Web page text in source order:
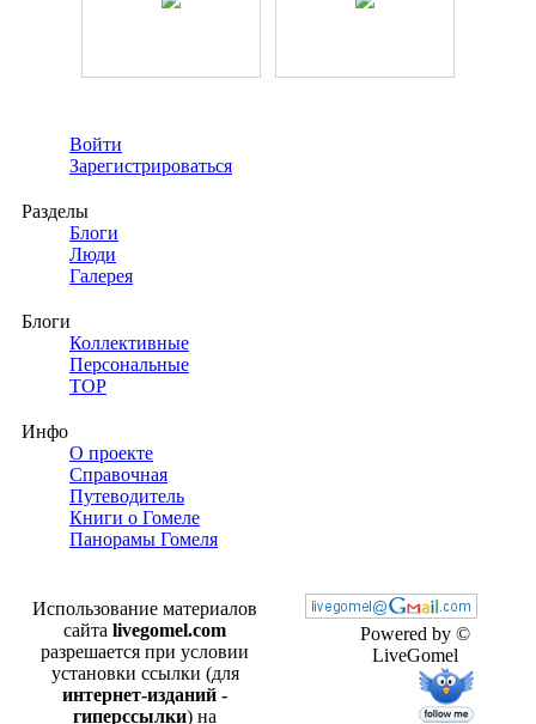
Войти
Зарегистрироваться
Разделы
Блоги
Люди
Галерея
Блоги
Коллективные
Персональные
TOP
Инфо
О проекте
Справочная
Путеводитель
Книги о Гомеле
Панорамы Гомеля
Powered by ©
LiveGomel
Использование материалов
сайта livegomel.com
разрешается при условии
установки ссылки (для
интернет-изданий -
гиперссылки) на